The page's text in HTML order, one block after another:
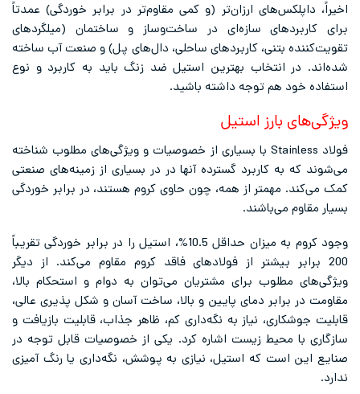
اخیراً، داپلکس‌های ارزان‌تر (و کمی مقاوم‌تر در برابر خوردگی) عمدتاً
برای کاربردهای سازه‌ای در ساخت‌وساز و ساختمان (میلگردهای
تقویت‌کننده بتنی، کاربردهای ساحلی، دال‌های پل) و صنعت آب ساخته
شده‌اند. در انتخاب بهترین استیل ضد زنگ باید به کاربرد و نوع
استفاده خود هم توجه داشته باشید.
ویژگی‌های بارز استیل
فولاد Stainless با بسیاری از خصوصیات و ویژگی‌های مطلوب شناخته
می‌شوند که به کاربرد گسترده آنها در در بسیاری از زمینه‌های صنعتی
کمک می‌کند. مهمتر از همه، چون حاوی کروم هستند، در برابر خوردگی
بسیار مقاوم می‌باشند.
وجود کروم به میزان حداقل 10.5%، استیل را در برابر خوردگی تقریباً
200 برابر بیشتر از فولادهای فاقد کروم مقاوم می‌کند. از دیگر
ویژگی‌های مطلوب برای مشتریان می‌توان به دوام و استحکام بالا،
مقاومت در برابر دمای پایین و بالا، ساخت آسان و شکل پذیری عالی،
قابلیت جوشکاری، نیاز به نگه‌داری کم، ظاهر جذاب، قابلیت بازیافت و
سازگاری با محیط زیست اشاره کرد. یکی از خصوصیات قابل توجه در
صنایع این است که استیل، نیازی به پوشش، نگه‌داری یا رنگ آمیزی
ندارد.